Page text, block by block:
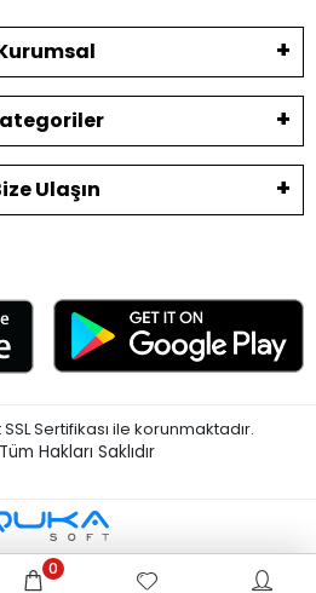
Ulaşın
Sertifikası ile korunmaktadır.
Tüm Hakları Saklıdır
0